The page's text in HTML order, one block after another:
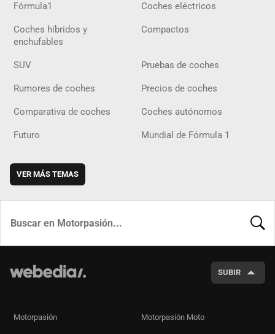
Fórmula1 Coches eléctricos
Coches híbridos y
enchufables
Compactos
SUV Pruebas de coches
Rumores de coches Precios de coches
Comparativa de coches Coches autónomos
Futuro Mundial de Fórmula 1
VER MÁS TEMAS
SUBIR
Motorpasión Motorpasión Moto